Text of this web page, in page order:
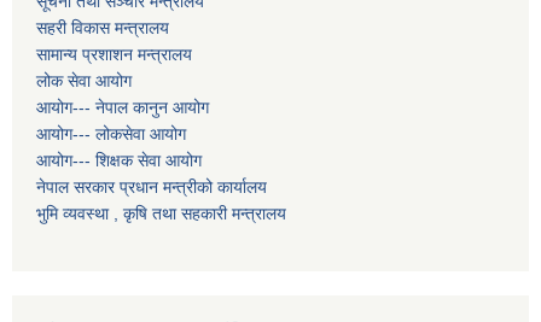
सहरी विकास मन्त्रालय
सामान्य प्रशाशन मन्त्रालय
लोक सेवा आयोग
आयोग--- नेपाल कानुन आयोग
आयोग--- लोकसेवा आयोग
आयोग--- शिक्षक सेवा आयोग
नेपाल सरकार प्रधान मन्त्रीको कार्यालय
भुमि व्यवस्था , कृषि तथा सहकारी मन्त्रालय